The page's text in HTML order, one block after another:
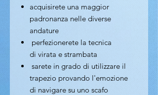
acquisirete una maggior
padronanza nelle diverse
andature
perfezionerete la tecnica
di virata e strambata
sarete in grado di utilizzare il
trapezio provando l'emozione
di navigare su uno scafo